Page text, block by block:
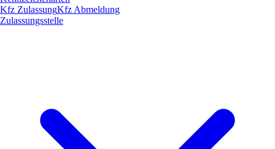
Kfz ZulassungKfz Abmeldung
Zulassungsstelle